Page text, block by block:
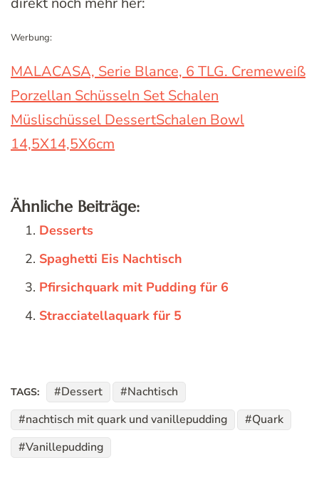
Werbung:
MALACASA, Serie Blance, 6 TLG. Cremeweiß
Porzellan Schüsseln Set Schalen
Müslischüssel DessertSchalen Bowl
14,5X14,5X6cm
Ähnliche Beiträge:
Desserts
Spaghetti Eis Nachtisch
Pfirsichquark mit Pudding für 6
Stracciatellaquark für 5
TAGS: Dessert
Nachtisch
nachtisch mit quark und vanillepudding
Quark
Vanillepudding